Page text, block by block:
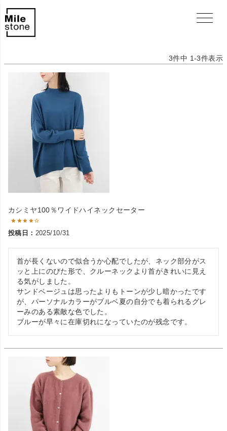
3件中 1-3件表示
カシミヤ100％ワイドハイネックセーター
投稿日 2025/10/31
首が長くないので似合うか心配でしたが、ネック部分がス
ッと上にのびた形で、クルーネックより首がきれいに見え
る気がしました。
サンドベージュは思ったよりもトーンが少し暗かったです
が、パーソナルカラーがブルベ夏の自分でも着られるグレ
ーみのある素敵な色でした。
ブルーが早々に在庫切れになっていたのが残念です。